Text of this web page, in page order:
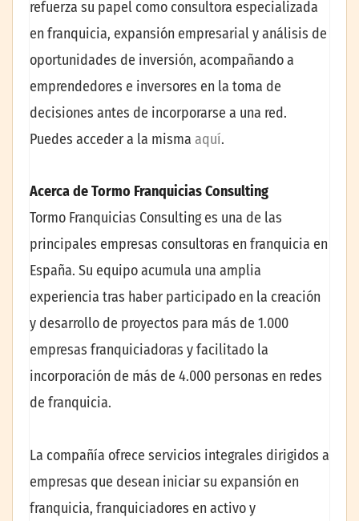
refuerza su papel como consultora especializada
en franquicia, expansión empresarial y análisis de
oportunidades de inversión, acompañando a
emprendedores e inversores en la toma de
decisiones antes de incorporarse a una red.
Puedes acceder a la misma aquí.
Acerca de Tormo Franquicias Consulting
Tormo Franquicias Consulting es una de las
principales empresas consultoras en franquicia en
España. Su equipo acumula una amplia
experiencia tras haber participado en la creación
y desarrollo de proyectos para más de 1.000
empresas franquiciadoras y facilitado la
incorporación de más de 4.000 personas en redes
de franquicia.
La compañía ofrece servicios integrales dirigidos a
empresas que desean iniciar su expansión en
franquicia, franquiciadores en activo y